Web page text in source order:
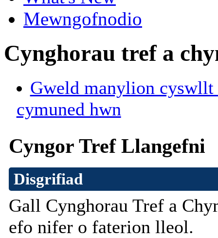
Mewngofnodio
Cynghorau tref a
Gweld manylion cyswllt
cymuned hwn
Cyngor Tref Llangefni
Disgrifiad
Gall Cynghorau Trefa
efo nifero faterion lleol.